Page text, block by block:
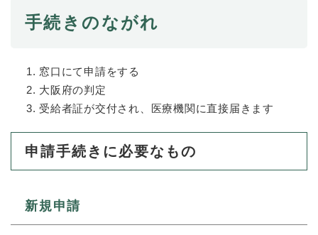
手続きのながれ
窓口にて申請をする
大阪府の判定
受給者証が交付され、医療機関に直接届きます
申請手続きに必要なもの
新規申請